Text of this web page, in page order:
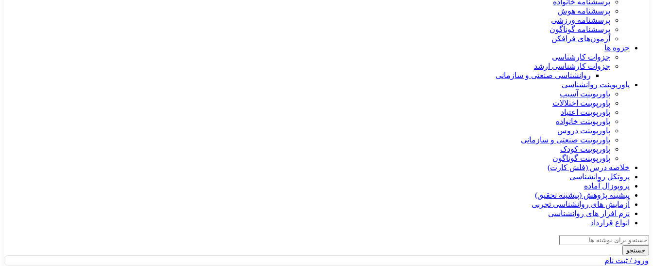
پرسشنامه خانواده
پرسشنامه هوش
پرسشنامه ورزشی
پرسشنامه گوناگون
آزمون‌های فرافکن
جزوه ها
جزوات کارشناسی
جزوات کارشناسی ارشد
روانشناسی صنعتی و سازمانی
پاورپوینت روانشناسی
پاورپوینت آسیب
پاورپوینت اختلالات
پاورپوینت اعتیاد
پاورپوینت خانواده
پاورپوینت دروس
پاورپوینت صنعتی و سازمانی
پاورپوینت کودک
پاورپوینت گوناگون
خلاصه درس (فلش کارت)
پروتکل روانشناسی
پروپوزال آماده
پیشینه پژوهش (پیشینه تحقیق)
آزمایش های روانشناسی تجربی
نرم افزار های روانشناسی
انواع قرارداد
جستجو
ورود / ثبت نام